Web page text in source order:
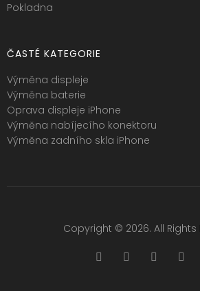
Pokladna
ČASTÉ KATEGORIE
Výměna displeje
Výměna baterie
Oprava displeje iPhone
Výměna nabíjecího konektoru
Výměna zadního skla iPhone
Copyright © 2026. All Rights